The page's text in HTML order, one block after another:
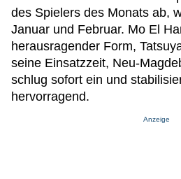
des Spielers des Monats ab,
Januar und Februar. Mo El
herausragender Form,
seine Einsatzzeit, Neu-
schlug sofort ein und
hervorragend.
Anzeige